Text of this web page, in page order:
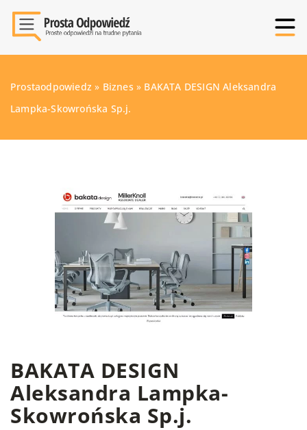
Prostaodpowiedz » Biznes » BAKATA DESIGN Aleksandra
Lampka-Skowrońska Sp.j.
BAKATA DESIGN
Aleksandra Lampka-
Skowrońska Sp.j.